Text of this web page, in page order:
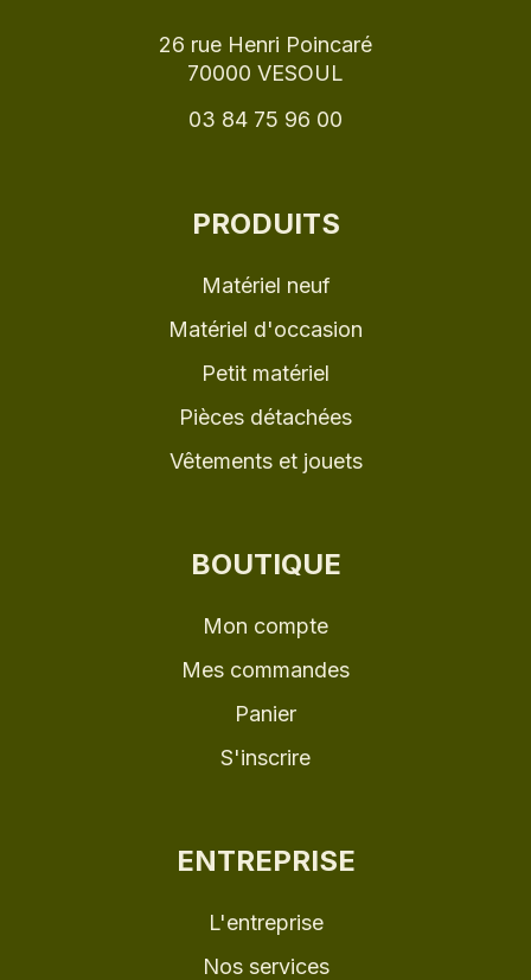
26 rue Henri Poincaré
70000 VESOUL
03 84 75 96 00
PRODUITS
Matériel neuf
Matériel d'occasion
Petit matériel
Pièces détachées
Vêtements et jouets
BOUTIQUE
Mon compte
Mes commandes
Panier
S'inscrire
ENTREPRISE
L'entreprise
Nos services